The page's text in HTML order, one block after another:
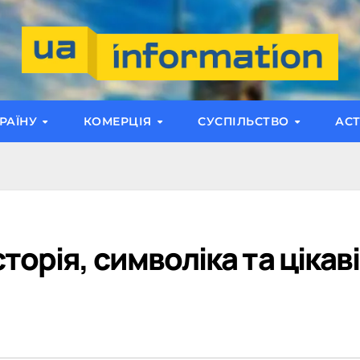
КОМЕРЦІЯ СУСПІЛЬСТВО
символіка та цікаві